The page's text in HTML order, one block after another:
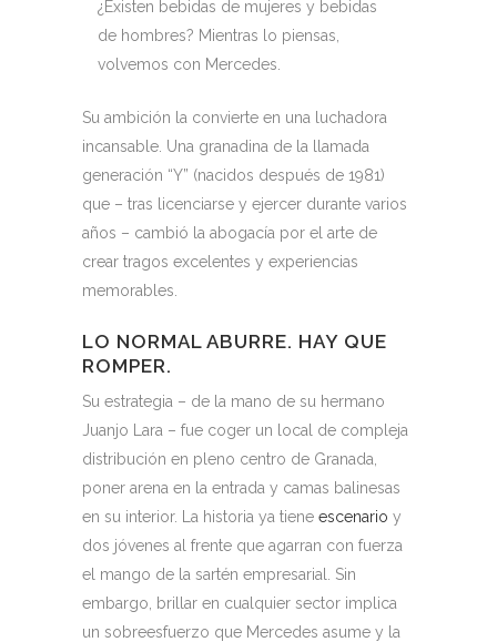
¿Existen bebidas de mujeres y bebidas
de hombres? Mientras lo piensas,
volvemos con Mercedes.
Su ambición la convierte en una luchadora
incansable. Una granadina de la llamada
generación “Y” (nacidos después de 1981)
que – tras licenciarse y ejercer durante varios
años – cambió la abogacía por el arte de
crear tragos excelentes y experiencias
memorables.
LO NORMAL ABURRE. HAY QUE
ROMPER.
Su estrategia – de la mano de su hermano
Juanjo Lara – fue coger un local de compleja
distribución en pleno centro de Granada,
poner arena en la entrada y camas balinesas
en su interior. La historia ya tiene escenario y
dos jóvenes al frente que agarran con fuerza
el mango de la sartén empresarial. Sin
embargo, brillar en cualquier sector implica
un sobreesfuerzo que Mercedes asume y la